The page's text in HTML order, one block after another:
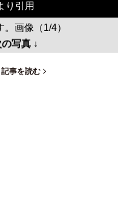
り引用
画像（1/4）
写真 ↓
記事を読む